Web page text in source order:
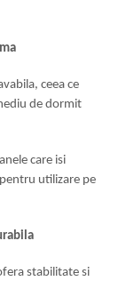
ceea ce
de dormit
care isi
utilizare pe
stabilitate si